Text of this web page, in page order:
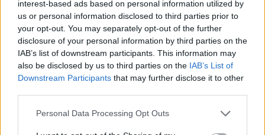
interest-based ads based on personal information utilized by
us or personal information disclosed to third parties prior to
your opt-out. You may separately opt-out of the further
disclosure of your personal information by third parties on the
IAB’s list of downstream participants. This information may
also be disclosed by us to third parties on the IAB’s List of
Downstream Participants that may further disclose it to other
Personal Data Processing Opt Outs
import viszont nyomott árú,
minőségileg erősen kétes,
akár az egészségre is
veszélyes lehet.
A probléma előzménye, hogy tavaly a nyár
Ukrajnából érkező árukra kivetett védővámot,